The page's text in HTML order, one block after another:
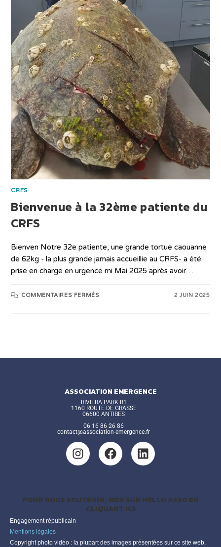
CRFS
Bienvenue à la 32ème patiente du
CRFS
Bienven Notre 32e patiente, une grande tortue caouanne
de 62kg - la plus grande jamais accueillie au CRFS- a été
prise en charge en urgence mi Mai 2025 après avoir…
COMMENTAIRES FERMÉS 2 JUIN 2025
ASSOCIATION EMERGENCE
RIVIERA PARK B1
1160 ROUTE DE GRASSE
06600 ANTIBES
06 16 86 26 86
contact@association-emergence.fr
POUR NOUS SOUTENIR : RDV SUR HELLO ASSO EN
CLIQUANT ICI
Engagement républicain
Mentions légales
Copyright photo vidéo : la plupart des images présentées sur ce site web,